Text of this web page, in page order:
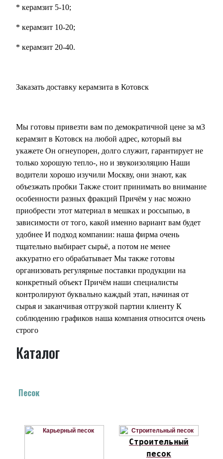
* керамзит 5-10;
* керамзит 10-20;
* керамзит 20-40.
Заказать доставку керамзита в Котовск
Мы готовы привезти вам по демократичной цене за м3
керамзит в Котовск на любой адрес, который вы
укажете Он огнеупорен, долго служит, гарантирует не
только хорошую тепло-, но и звукоизоляцию Наши
водители хорошо изучили Москву, они знают, как
объезжать пробки Также стоит принимать во внимание
особенности разных фракций Причём у нас можно
приобрести этот материал в мешках и россыпью, в
зависимости от того, какой именно вариант вам будет
удобнее И подход компании: наша фирма очень
тщательно выбирает сырьё, а потом не менее
аккуратно его обрабатывает Мы также готовы
организовать регулярные поставки продукции на
конкретный объект Причём наши специалисты
контролируют буквально каждый этап, начиная от
сырья и заканчивая отгрузкой партии клиенту К
соблюдению графиков наша компания относится очень
строго
Каталог
Песок
Строительный
песок